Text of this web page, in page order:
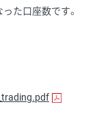
た口座数です。